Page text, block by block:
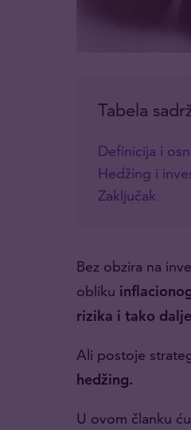
Tabela
Definicija i
Hedžing i
Zaključak
Bez obzira na
obliku
rizika i tako dalje
Ali postoje
hedžing.
U ovom članku